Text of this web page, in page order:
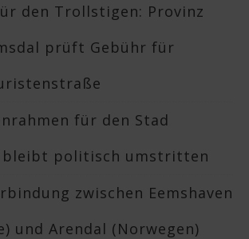
den Trollstigen: Provinz
prüft Gebühr für
für den Stad
bleibt politisch umstritten
zwischen Eemshaven
und Arendal (Norwegen)